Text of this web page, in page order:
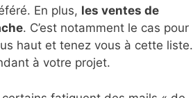
En plus, les ventes de
. C’est notamment le cas pour
haut et tenez vous à cette liste.
à votre projet.